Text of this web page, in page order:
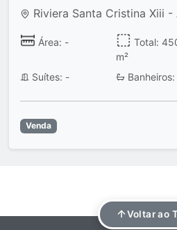
Riviera Santa Cristina Xiii -
Área: -
Total:
m²
Suítes: - Banheiros:
Venda
Voltar ao